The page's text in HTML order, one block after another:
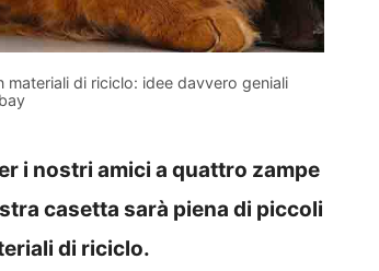
di riciclo: idee davvero geniali
i nostri amici a quattro zampe
casetta sarà piena di piccoli
di riciclo.